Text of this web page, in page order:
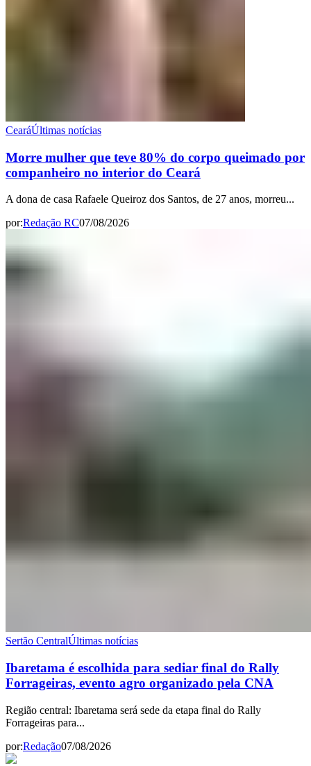
CearáÚltimas notícias
Morre mulher que teve 80% do corpo queimado por
companheiro no interior do Ceará
A dona de casa Rafaele Queiroz dos Santos, de 27 anos, morreu...
por:Redação RC07/08/2026
Sertão CentralÚltimas notícias
Ibaretama é escolhida para sediar final do Rally
Forrageiras, evento agro organizado pela CNA
Região central: Ibaretama será sede da etapa final do Rally
Forrageiras para...
por:Redação07/08/2026